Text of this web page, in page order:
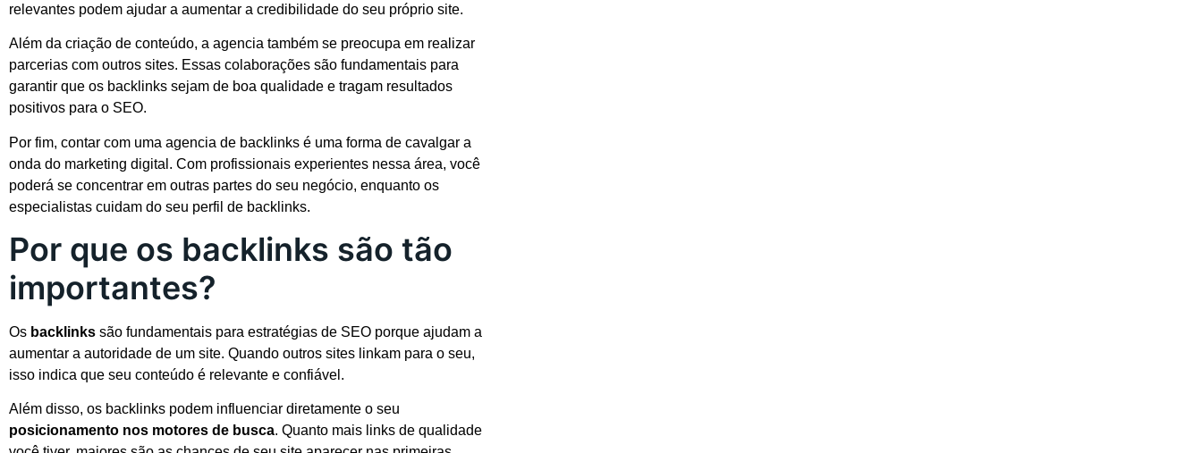
relevantes podem ajudar a aumentar a credibilidade do seu próprio site.
Além da criação de conteúdo, a agencia também se preocupa em realizar
parcerias com outros sites. Essas colaborações são fundamentais para
garantir que os backlinks sejam de boa qualidade e tragam resultados
positivos para o SEO.
Por fim, contar com uma agencia de backlinks é uma forma de cavalgar a
onda do marketing digital. Com profissionais experientes nessa área, você
poderá se concentrar em outras partes do seu negócio, enquanto os
especialistas cuidam do seu perfil de backlinks.
Por que os backlinks são tão
importantes?
Os backlinks são fundamentais para estratégias de SEO porque ajudam a
aumentar a autoridade de um site. Quando outros sites linkam para o seu,
isso indica que seu conteúdo é relevante e confiável.
Além disso, os backlinks podem influenciar diretamente o seu
posicionamento nos motores de busca. Quanto mais links de qualidade